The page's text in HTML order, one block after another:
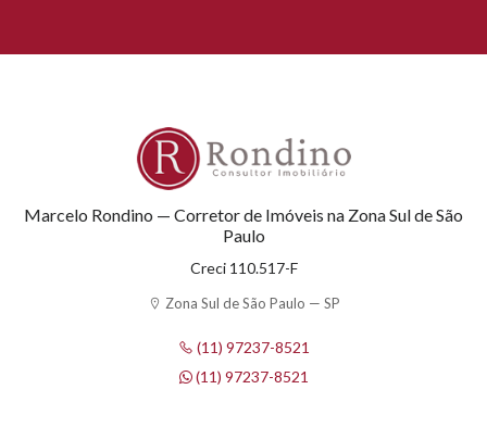
Marcelo Rondino — Corretor de Imóveis na Zona Sul de São
Paulo
Creci 110.517-F
Zona Sul de São Paulo — SP
(11) 97237-8521
(11) 97237-8521